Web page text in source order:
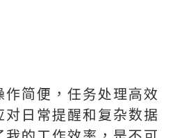
简便，任务处理高效
日常提醒和复杂数据